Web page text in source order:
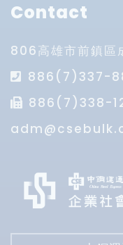
Contact
806高雄市前鎮區
886(7)337-
886(7)338-